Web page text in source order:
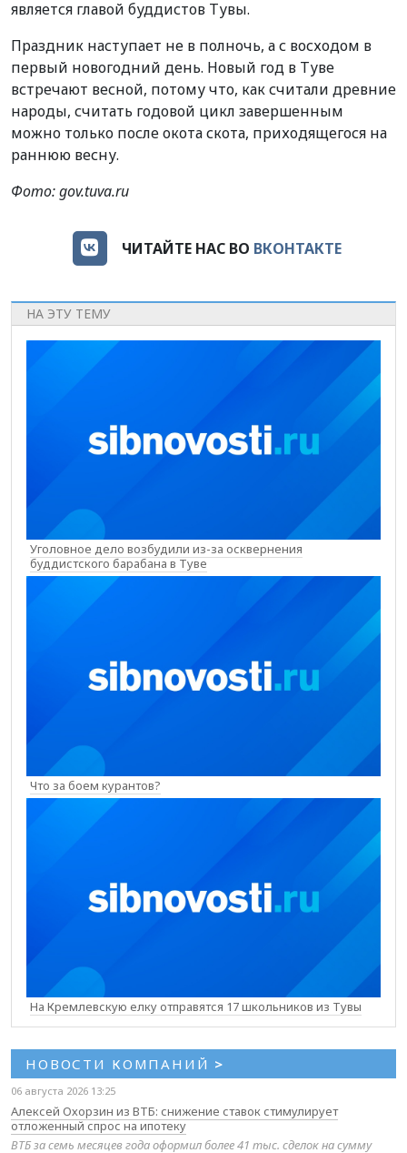
является главой буддистов Тувы.
Праздник наступает не в полночь, а с восходом в
первый новогодний день. Новый год в Туве
встречают весной, потому что, как считали древние
народы, считать годовой цикл завершенным
можно только после окота скота, приходящегося на
раннюю весну.
Фото: gov.tuva.ru
ЧИТАЙТЕ НАС ВО ВКОНТАКТЕ
НА ЭТУ ТЕМУ
Уголовное дело возбудили из-за осквернения
буддистского барабана в Туве
Что за боем курантов?
На Кремлевскую елку отправятся 17 школьников из Тувы
НОВОСТИ КОМПАНИЙ >
06 августа 2026 13:25
Алексей Охорзин из ВТБ: снижение ставок стимулирует
отложенный спрос на ипотеку
ВТБ за семь месяцев года оформил более 41 тыс. сделок на сумму